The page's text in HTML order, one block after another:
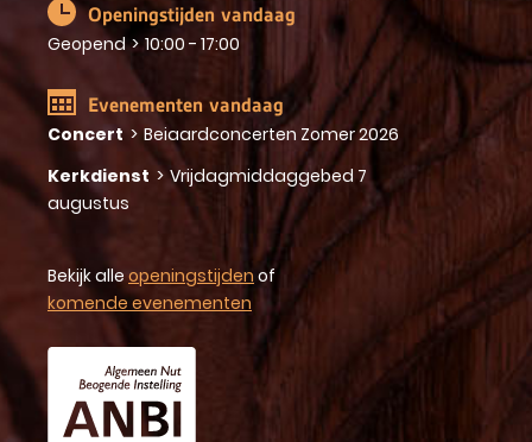
Openingstijden vandaag
Geopend > 10:00 - 17:00
Evenementen vandaag
Concert > Beiaardconcerten Zomer 2026
Kerkdienst > Vrijdagmiddaggebed 7
augustus
Bekijk alle openingstijden of
komende evenementen